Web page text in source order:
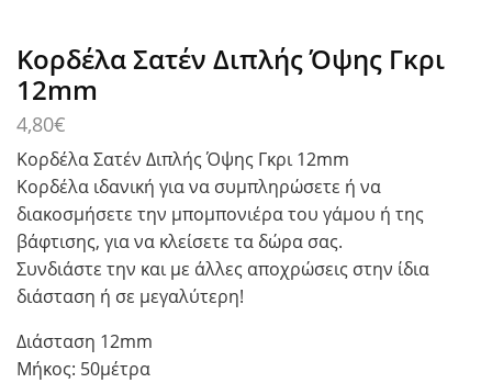
Κορδέλα Σατέν Διπλής Όψης Γκρι
12mm
4,80€
Κορδέλα Σατέν Διπλής Όψης Γκρι 12mm
Κορδέλα ιδανική για να συμπληρώσετε ή να
διακοσμήσετε την μπομπονιέρα του γάμου ή της
βάφτισης, για να κλείσετε τα δώρα σας.
Συνδιάστε την και με άλλες αποχρώσεις στην ίδια
διάσταση ή σε μεγαλύτερη!
Διάσταση 12mm
Μήκος: 50μέτρα